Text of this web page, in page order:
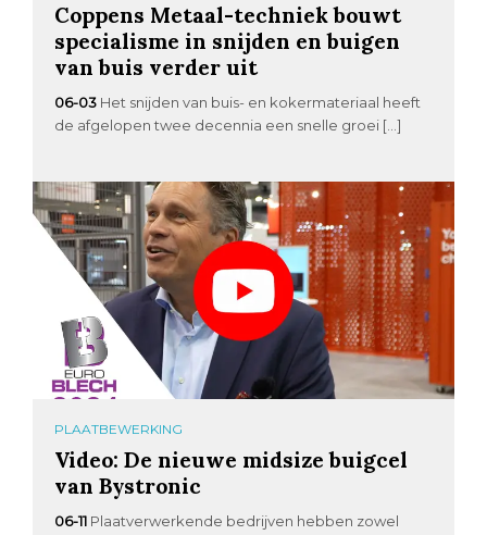
Coppens Metaal-techniek bouwt
specialisme in snijden en buigen
van buis verder uit
06-03 Het snijden van buis- en kokermateriaal heeft
de afgelopen twee decennia een snelle groei […]
PLAATBEWERKING
Video: De nieuwe midsize buigcel
van Bystronic
06-11 Plaatverwerkende bedrijven hebben zowel